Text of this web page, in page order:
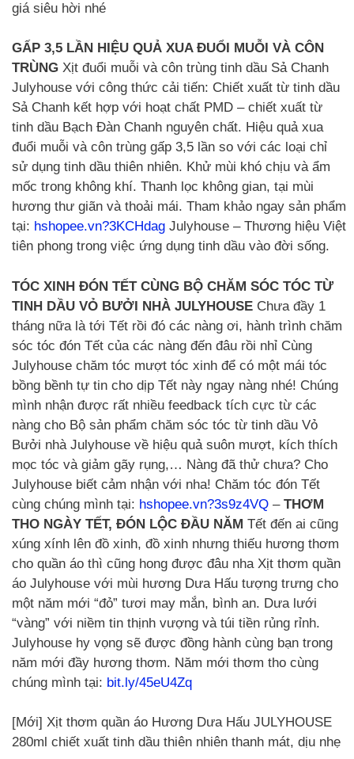
giá siêu hời nhé
GẤP 3,5 LẦN HIỆU QUẢ XUA ĐUỔI MUỖI VÀ CÔN
TRÙNG Xịt đuổi muỗi và côn trùng tinh dầu Sả Chanh
Julyhouse với công thức cải tiến: Chiết xuất từ tinh dầu
Sả Chanh kết hợp với hoạt chất PMD – chiết xuất từ
tinh dầu Bạch Đàn Chanh nguyên chất. Hiệu quả xua
đuổi muỗi và côn trùng gấp 3,5 lần so với các loại chỉ
sử dụng tinh dầu thiên nhiên. Khử mùi khó chịu và ẩm
mốc trong không khí. Thanh lọc không gian, tại mùi
hương thư giãn và thoải mái. Tham khảo ngay sản phẩm
tại: hshopee.vn?3KCHdag Julyhouse – Thương hiệu Việt
tiên phong trong việc ứng dụng tinh dầu vào đời sống.
TÓC XINH ĐÓN TẾT CÙNG BỘ CHĂM SÓC TÓC TỪ
TINH DẦU VỎ BƯỞI NHÀ JULYHOUSE Chưa đầy 1
tháng nữa là tới Tết rồi đó các nàng ơi, hành trình chăm
sóc tóc đón Tết của các nàng đến đâu rồi nhỉ Cùng
Julyhouse chăm tóc mượt tóc xinh để có một mái tóc
bồng bềnh tự tin cho dịp Tết này ngay nàng nhé! Chúng
mình nhận được rất nhiều feedback tích cực từ các
nàng cho Bộ sản phẩm chăm sóc tóc từ tinh dầu Vỏ
Bưởi nhà Julyhouse về hiệu quả suôn mượt, kích thích
mọc tóc và giảm gãy rụng,… Nàng đã thử chưa? Cho
Julyhouse biết cảm nhận với nha! Chăm tóc đón Tết
cùng chúng mình tại: hshopee.vn?3s9z4VQ – THƠM
THO NGÀY TẾT, ĐÓN LỘC ĐẦU NĂM Tết đến ai cũng
xúng xính lên đồ xinh, đồ xinh nhưng thiếu hương thơm
cho quần áo thì cũng hong được đâu nha Xịt thơm quần
áo Julyhouse với mùi hương Dưa Hấu tượng trưng cho
một năm mới “đỏ” tươi may mắn, bình an. Dưa lưới
“vàng” với niềm tin thịnh vượng và túi tiền rủng rỉnh.
Julyhouse hy vọng sẽ được đồng hành cùng bạn trong
năm mới đầy hương thơm. Năm mới thơm tho cùng
chúng mình tại: bit.ly/45eU4Zq
[Mới] Xịt thơm quần áo Hương Dưa Hấu JULYHOUSE
280ml chiết xuất tinh dầu thiên nhiên thanh mát, dịu nhẹ